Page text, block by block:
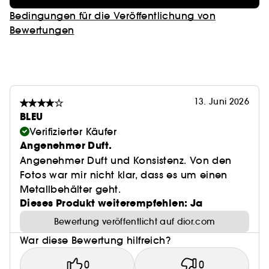
Bedingungen für die Veröffentlichung von
Bewertungen
13. Juni 2026
BLEU
Verifizierter Käufer
Angenehmer Duft.
Angenehmer Duft und Konsistenz. Von den
Fotos war mir nicht klar, dass es um einen
Metallbehälter geht.
Dieses Produkt weiterempfehlen: Ja
Bewertung veröffentlicht auf dior.com
War diese Bewertung hilfreich?
0 0